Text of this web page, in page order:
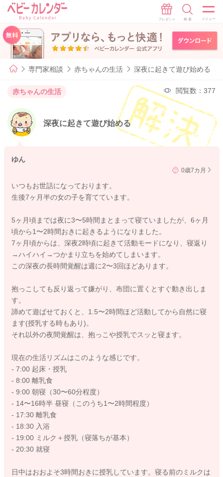
専門家相談 赤ちゃんの生活 深夜に起きて遊び始める
赤ちゃんの生活 閲覧数：377
深夜に起きて遊び始める
ゆん
0歳7カ月
いつもお世話になっております。
生後7ヶ月半の女の子を育てています。
5ヶ月頃までは夜に3〜5時間まとまって寝ていましたが、6ヶ月
頃から1〜2時間おきに起きるようになりました。
7ヶ月頃からは、深夜2時頃に起きて活動モードになり、寝返り
→ハイハイ→つかまり立ちを始めてしまいます。
この深夜の長時間覚醒は週に2〜3回ほどあります。
抱っこしても反り返って嫌がり、布団に置くとすぐ動き出しま
す。
諦めて遊ばせておくと、1.5〜2時間ほど活動してから自然に寝
ます(授乳する時もあり)。
それ以外の夜間覚醒は、抱っこや授乳でスッと寝ます。
現在の生活リズムはこのような感じです。
- 7:00 起床・授乳
- 8:00 離乳食
- 9:00 朝寝（30〜60分程度）
- 14〜16時半 昼寝（このうち1〜2時間程度）
- 17:30 離乳食
- 18:30 入浴
- 19:00 ミルク＋授乳（寝落ちが基本）
- 20:30 就寝
日中はおおよそ3時間おきに授乳しています。寝る前のミルクは